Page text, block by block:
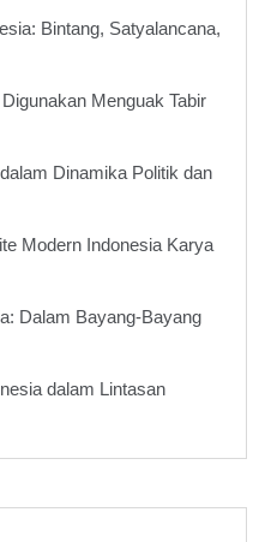
Bintang, Satyalancana,
Menguak Tabir
Dinamika Politik dan
Modern Indonesia Karya
Dalam Bayang-Bayang
dalam Lintasan